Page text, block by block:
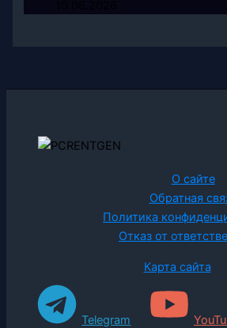
О сайте
Обратная
Политика
Отказ от
Карта сайта
Telegram